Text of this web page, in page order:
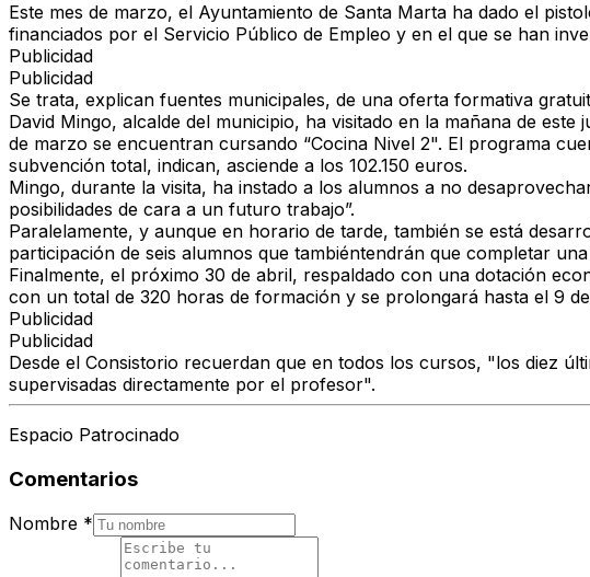
Este mes de marzo, el Ayuntamiento de Santa Marta ha dado el
financiados por el Servicio Público de Empleo y en el que se han
Publicidad
Publicidad
Se trata, explican fuentes municipales, de una oferta formativa
David Mingo, alcalde del municipio, ha visitado en la mañana de
de marzo se encuentran cursando “Cocina Nivel 2". El programa
subvención total, indican, asciende a los 102.150 euros.
Mingo, durante la visita, ha instado a los alumnos a no
posibilidades de cara a un futuro trabajo”.
Paralelamente, y aunque en horario de tarde, también se está
participación de seis alumnos que tambiéntendrán que completar
Finalmente, el próximo 30 de abril, respaldado con una dotación
con un total de 320 horas de formación y se prolongará hasta el 9
Publicidad
Publicidad
Desde el Consistorio recuerdan que en todos los cursos, "los diez
supervisadas directamente por el profesor".
Espacio Patrocinado
Comentarios
Nombre *